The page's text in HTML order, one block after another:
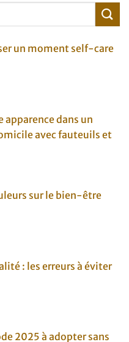
un moment self-care
apparence dans un
avec fauteuils et
sur le bien-être
: les erreurs à éviter
2025 à adopter sans